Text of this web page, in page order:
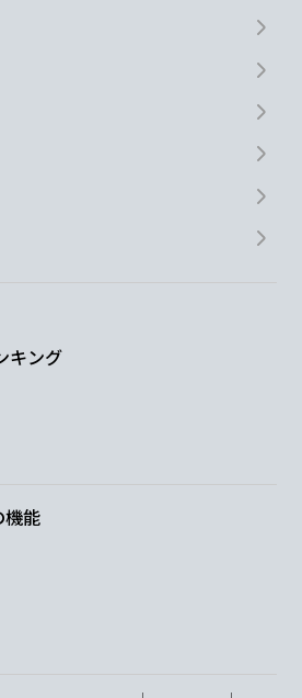
キング
機能